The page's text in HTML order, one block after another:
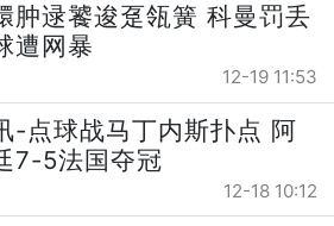
肿逯饕逡趸瓴簧 科曼罚丢
遭网暴
12-19 11:53
-点球战马丁内斯扑点 阿
7-5法国夺冠
12-18 10:12